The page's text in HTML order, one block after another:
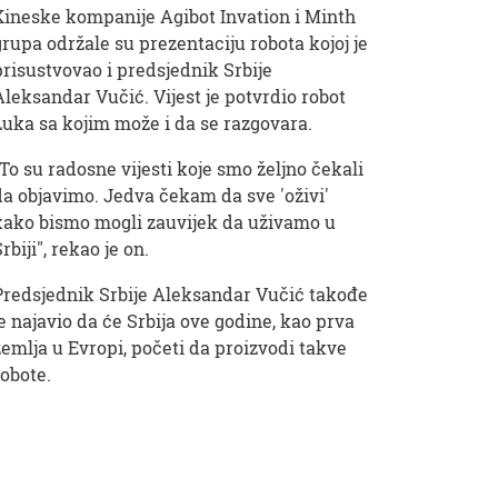
kompanije Agibot Invation i Minth
održale su prezentaciju robota kojoj je
i predsjednik Srbije
Vučić. Vijest je potvrdio robot
sa kojim može i da se razgovara.
su radosne vijesti koje smo željno čekali
objavimo. Jedva čekam da sve 'oživi'
bismo mogli zauvijek da uživamo u
rekao je on.
Srbije Aleksandar Vučić takođe
najavio da će Srbija ove godine, kao prva
u Evropi, početi da proizvodi takve